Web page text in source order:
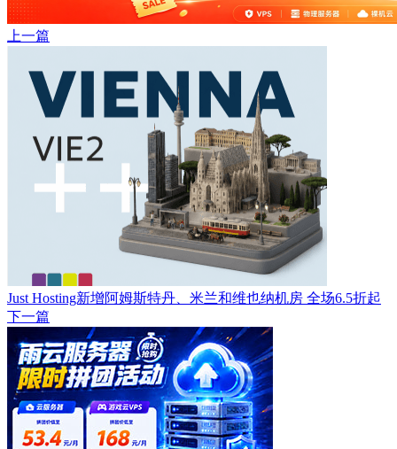
上一篇
Just Hosting新增阿姆斯特丹、米兰和维也纳机房 全场6.5折起
下一篇